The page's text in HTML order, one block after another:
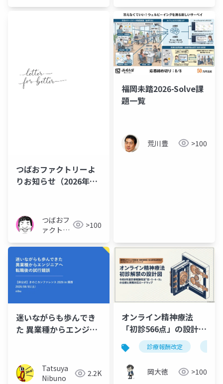
つばおファクトリーよ
りお知らせ（2026年8
つばおフ
ァクトリ
>100
福岡未踏2026-Solve課
題一覧
荒川豊 >100
迷いながらも歩んでき
た 異業種からエンジニ
Tatsuya
Nibuno
2.2K
オンライン精神療法
「初診566点」の設計図
｜令和8年度診療報酬改
定 Ⅲ-5-4-⑱ の全貌と実
務対応
診療報酬改定
岡大徳 >100